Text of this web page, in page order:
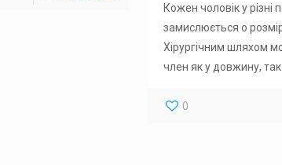
Кожен чоловік у різні
замислюється о
Хірургічним шляхом
член як у довжину,
0